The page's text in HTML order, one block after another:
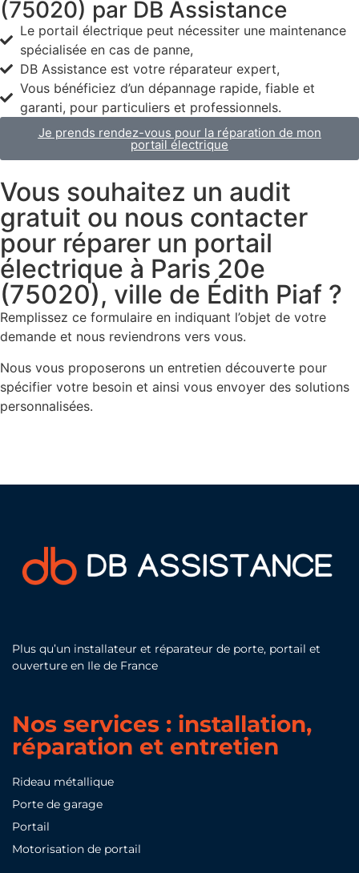
(75020) par DB Assistance
Le portail électrique peut nécessiter une maintenance
spécialisée en cas de panne,
DB Assistance est votre réparateur expert,
Vous bénéficiez d’un dépannage rapide, fiable et
garanti, pour particuliers et professionnels.
Je prends rendez-vous pour la réparation de mon
portail électrique
Vous souhaitez un audit
gratuit ou nous contacter
pour réparer un portail
électrique à Paris 20e
(75020), ville de Édith Piaf ?
Remplissez ce formulaire en indiquant l’objet de votre
demande et nous reviendrons vers vous.
Nous vous proposerons un entretien découverte pour
spécifier votre besoin et ainsi vous envoyer des solutions
personnalisées.
Plus qu’un installateur et réparateur de porte, portail et
ouverture en Ile de France
Nos services : installation,
réparation et entretien
Rideau métallique
Porte de garage
Portail
Motorisation de portail